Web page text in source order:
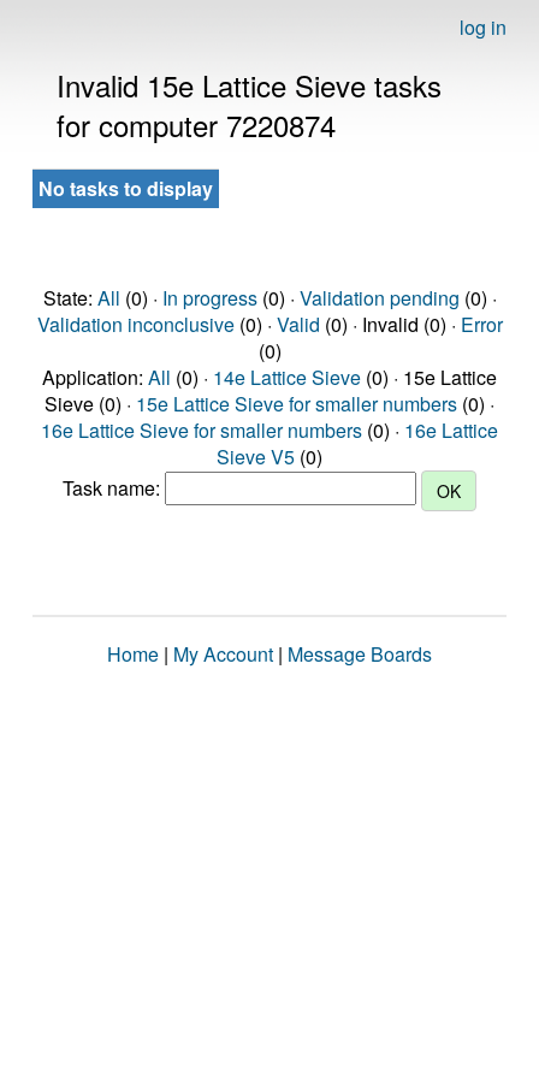
log in
Invalid 15e Lattice Sieve tasks
for computer 7220874
No tasks to display
State: All (0) · In progress(0) · Validation pending (0) ·
Validation inconclusive(0) · Valid (0) · Invalid (0) · Error
(0)
Application: All (0) · 14e Lattice Sieve (0) · 15e Lattice
Sieve (0) · 15e Lattice Sieve for smaller numbers (0) ·
16e Lattice Sieve for smaller numbers (0) · 16e Lattice
Sieve V5 (0)
Task name:
Home | My Account | Message Boards